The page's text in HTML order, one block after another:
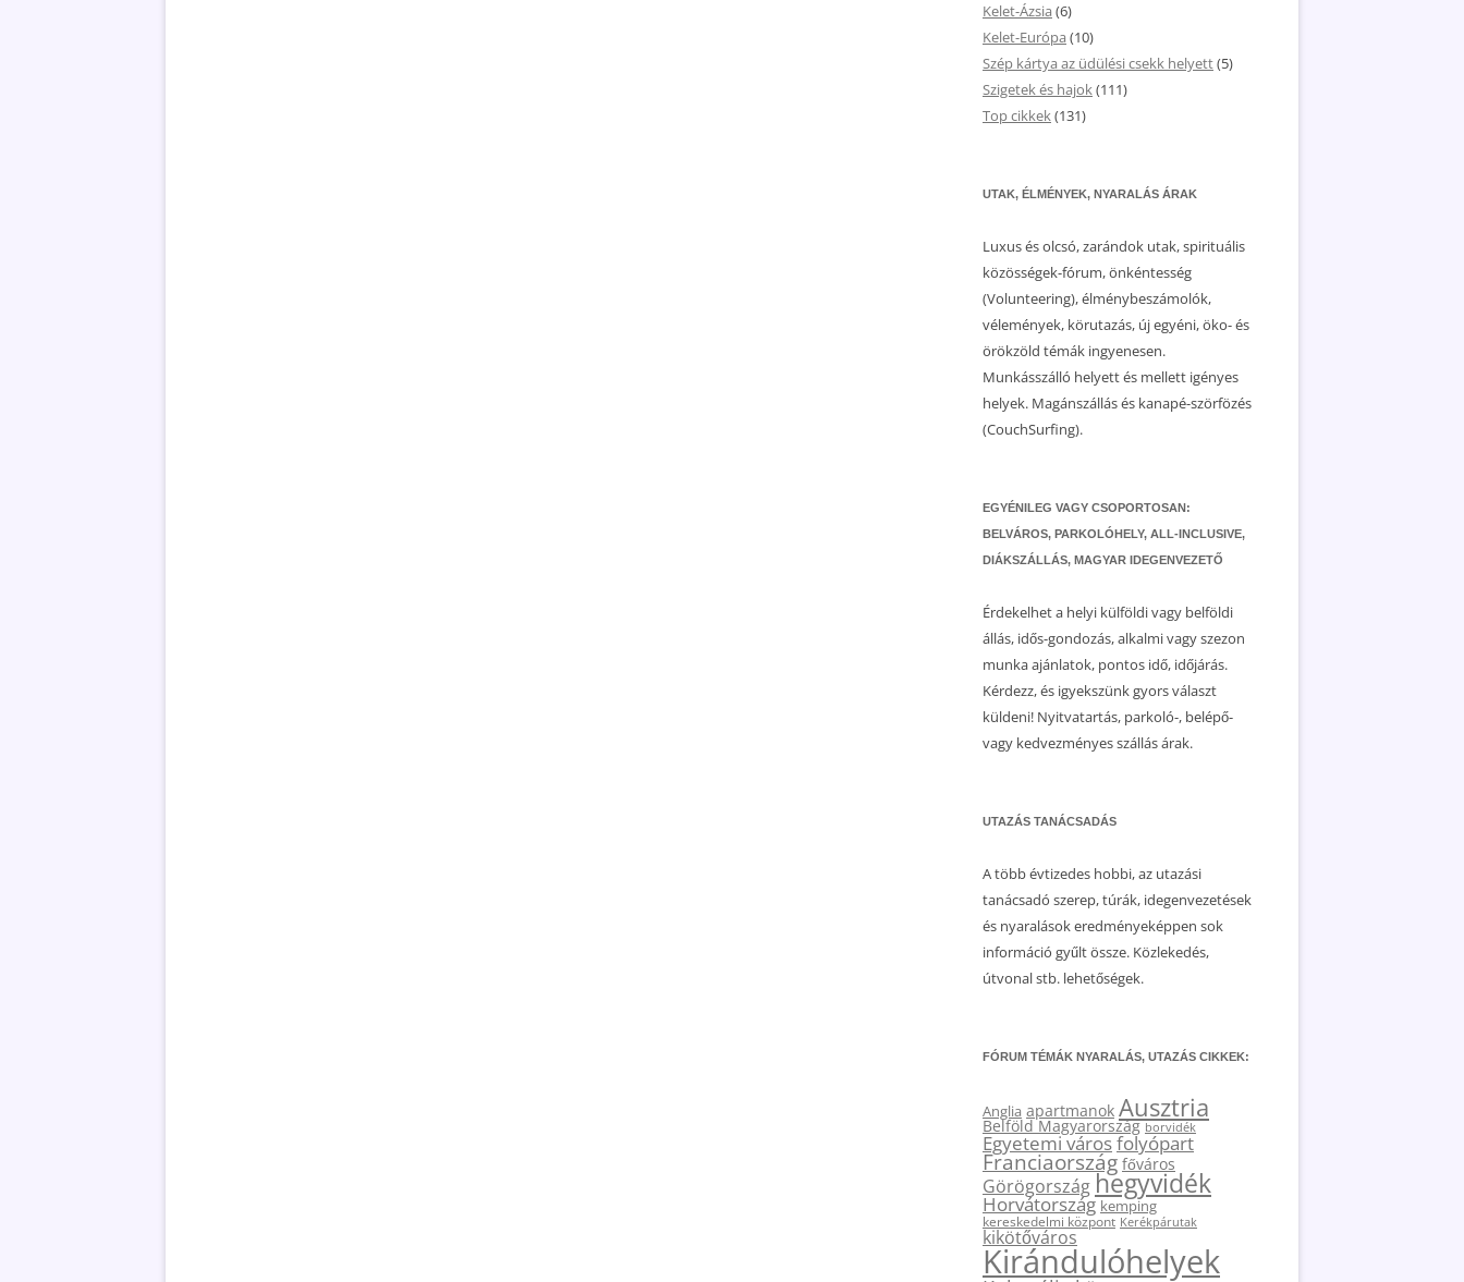
Kelet-Ázsia (6)
Kelet-Európa (10)
Szép kártya az üdülési csekk helyett(5)
Szigetek és hajok(111)
Top cikkek(131)
UTAK, ÉLMÉNYEK, NYARALÁS ÁRAK
Luxus és olcsó, zarándok utak, spirituális
közösségek-fórum, önkéntesség
(Volunteering), élménybeszámolók,
vélemények, körutazás, új egyéni, öko- és
örökzöld témák ingyenesen.
Munkásszálló helyett és mellett igényes
helyek. Magánszállás és kanapé-szörfözés
(CouchSurfing).
EGYÉNILEG VAGY CSOPORTOSAN:
BELVÁROS, PARKOLÓHELY, ALL-INCLUSIVE,
DIÁKSZÁLLÁS, MAGYAR IDEGENVEZETŐ
Érdekelhet a helyi külföldi vagy belföldi
állás, idős-gondozás, alkalmi vagy szezon
munka ajánlatok, pontos idő, időjárás.
Kérdezz, és igyekszünk gyors választ
küldeni! Nyitvatartás, parkoló-, belépő-
vagy kedvezményes szállás árak.
UTAZÁS TANÁCSADÁS
A több évtizedes hobbi, az utazási
tanácsadó szerep, túrák, idegenvezetések
és nyaralások eredményeképpen sok
információ gyűlt össze. Közlekedés,
útvonal stb. lehetőségek.
FÓRUM TÉMÁK NYARALÁS, UTAZÁS CIKKEK:
Anglia apartmanok Ausztria
Belföld Magyarország borvidék
Egyetemi városfolyópart
Franciaország főváros
Görögországhegyvidék
Horvátország kemping
kereskedelmi központ Kerékpárutak
kikötőváros
Kirándulóhelyek